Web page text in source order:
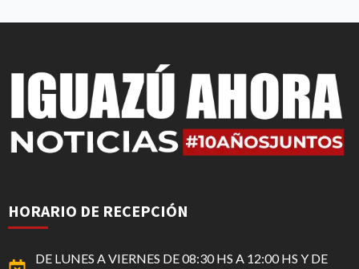
HORARIO DE RECEPCIÓN
DE LUNES A VIERNES DE 08:30 HS A 12:00 HS Y DE